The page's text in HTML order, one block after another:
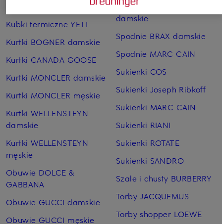
Kubki termiczne YETI
Kurtki BOGNER damskie
Kurtki CANADA GOOSE
Kurtki MONCLER damskie
Kurtki MONCLER męskie
Kurtki WELLENSTEYN
damskie
Kurtki WELLENSTEYN
męskie
Obuwie DOLCE &
GABBANA
Obuwie GUCCI damskie
Obuwie GUCCI męskie
Sneakersy GUCCI
damskie
Spodnie BRAX damskie
Spodnie MARC CAIN
Sukienki COS
Sukienki Joseph Ribkoff
Sukienki MARC CAIN
Sukienki RIANI
Sukienki ROTATE
Sukienki SANDRO
Szale i chusty BURBERRY
Torby JACQUEMUS
Torby shopper LOEWE